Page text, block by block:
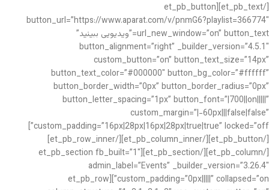
[/et_pb_text][et_pb_button
button_url=”https://www.aparat.com/v/pnmG6?playlist=366774″
url_new_window=”on” button_text=”ویدیویی ببینید”
button_alignment=”right” _builder_version=”4.5.1″
custom_button=”on” button_text_size=”14px”
button_text_color=”#000000″ button_bg_color=”#ffffff”
button_border_width=”0px” button_border_radius=”0px”
button_letter_spacing=”1px” button_font=”|700||on|||||”
custom_margin=”|-60px|||false|false”
custom_padding=”16px|28px|16px|28px|true|true” locked=”off”]
[/et_pb_button][/et_pb_column_inner][/et_pb_row_inner]
[/et_pb_column][/et_pb_section][et_pb_section fb_built=”1″
admin_label=”Events” _builder_version=”3.26.4″
custom_padding=”0px|||||” collapsed=”on”][et_pb_row